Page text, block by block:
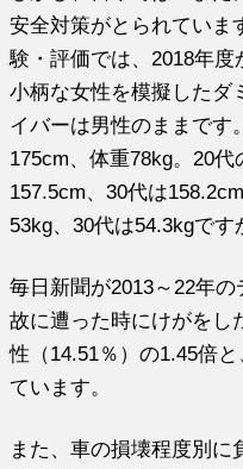
安全対策がとられていま
験・評価では、2018年
小柄な女性を模擬したダ
イバーは男性のままです
175cm、体重78kg。20
157.5cm、30代は
53kg、30代は54.3kgです
毎日新聞が2013～22年
故に遭った時にけがをし
性（14.51％）の1.45倍
ています。
また、車の損壊程度別に